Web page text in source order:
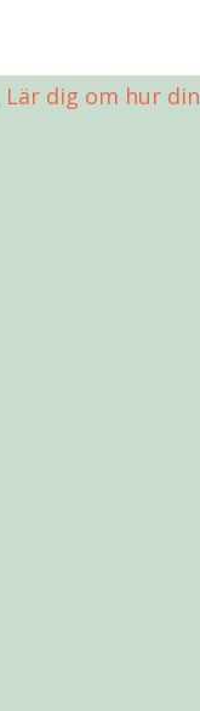
Lär dig om hur din